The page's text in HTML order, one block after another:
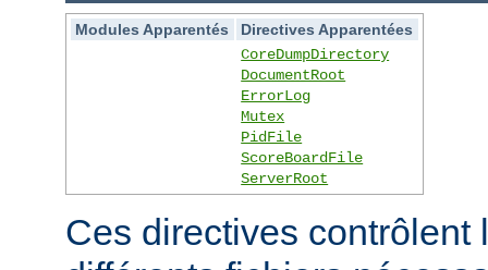
Modules Apparentés
Directives Apparentées
CoreDumpDirectory
DocumentRoot
ErrorLog
Mutex
PidFile
ScoreBoardFile
ServerRoot
Ces directives contrôlent